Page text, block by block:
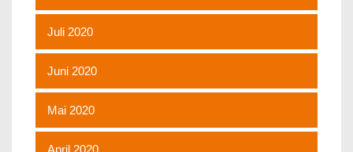
Juli 2020
Juni 2020
Mai 2020
April 2020